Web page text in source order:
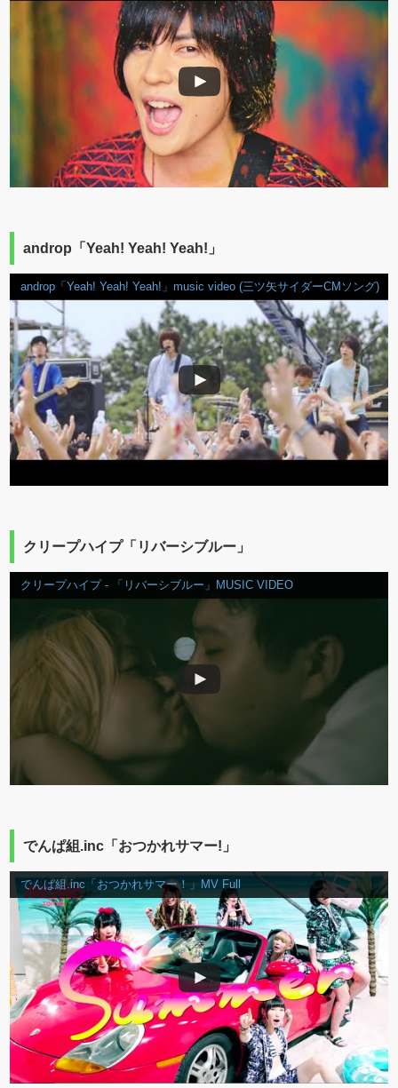
androp「Yeah! Yeah! Yeah!」
androp「Yeah! Yeah! Yeah!」music video (三ツ矢サイダーCMソング)
クリープハイプ「リバーシブルー」
クリープハイプ - 「リバーシブルー」MUSIC VIDEO
でんぱ組.inc「おつかれサマー!」
でんぱ組.inc「おつかれサマー！」MV Full